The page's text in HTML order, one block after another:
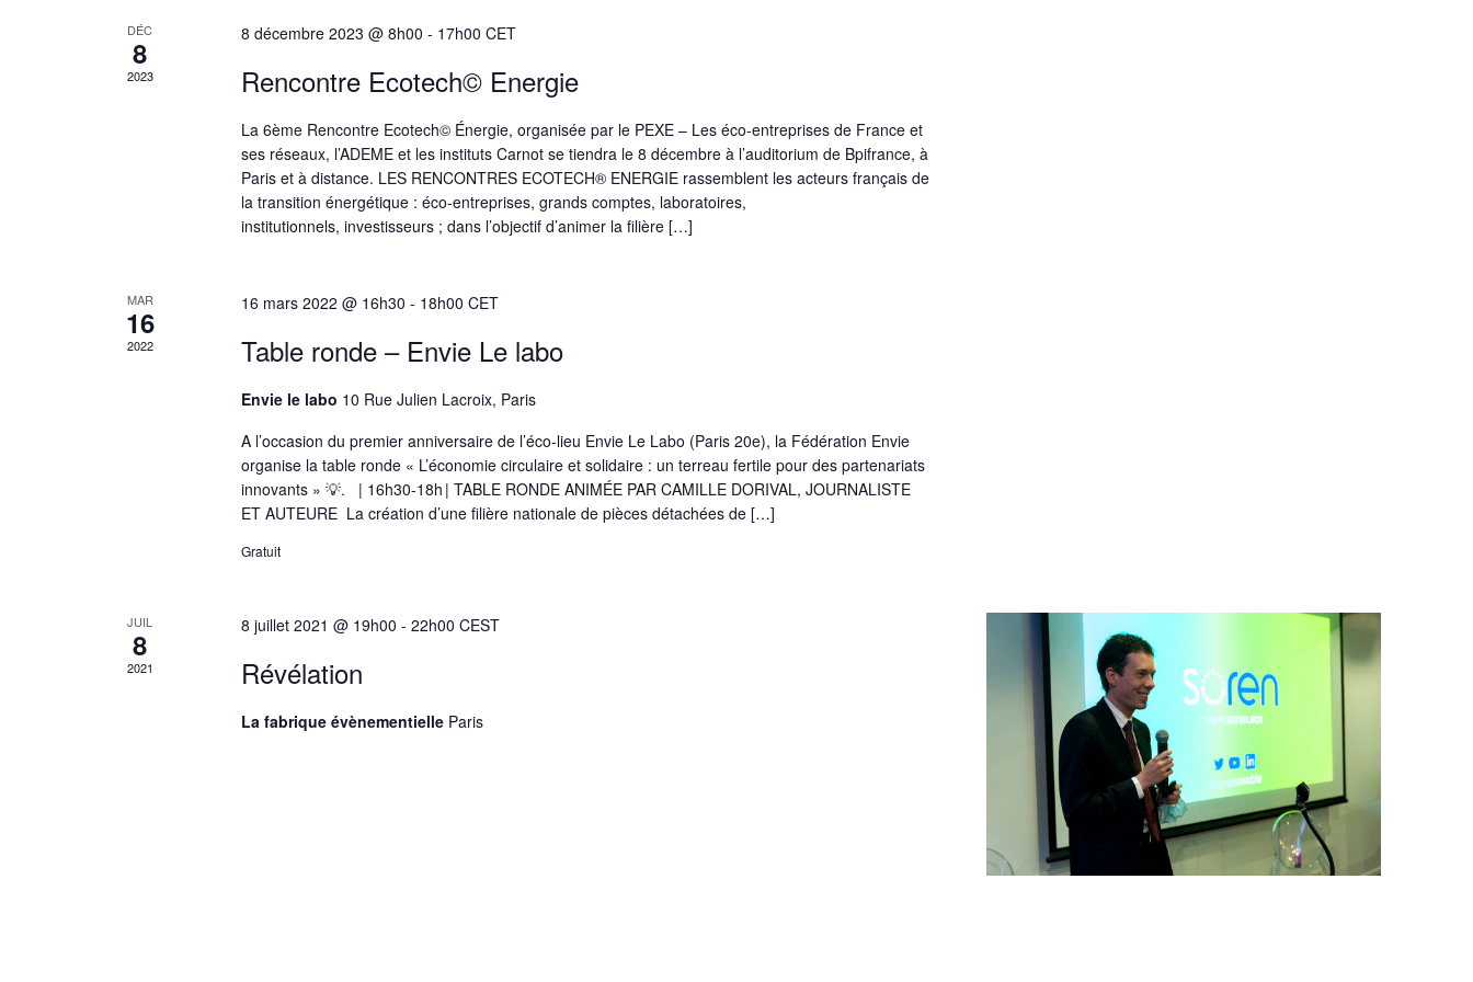
Évènements
DÉC
8
2023
8 décembre 2023 @ 8h00 - 17h00 CET
Rencontre Ecotech© Energie
La 6ème Rencontre Ecotech© Énergie, organisée par le PEXE – Les éco-entreprises de France et
ses réseaux, l’ADEME et les instituts Carnot se tiendra le 8 décembre à l’auditorium de Bpifrance, à
Paris et à distance. LES RENCONTRES ECOTECH® ENERGIE rassemblent les acteurs français de
la transition énergétique : éco-entreprises, grands comptes, laboratoires,
institutionnels, investisseurs ; dans l’objectif d’animer la filière […]
MAR
16
2022
16 mars 2022 @ 16h30 - 18h00 CET
Table ronde – Envie Le labo
Envie le labo 10 Rue Julien Lacroix, Paris
A l’occasion du premier anniversaire de l’éco-lieu Envie Le Labo (Paris 20e), la Fédération Envie
organise la table ronde « L’économie circulaire et solidaire : un terreau fertile pour des partenariats
innovants » 💡. | 16h30-18h | TABLE RONDE ANIMÉE PAR CAMILLE DORIVAL, JOURNALISTE
ET AUTEURE La création d’une filière nationale de pièces détachées de […]
Gratuit
JUIL
8
2021
8 juillet 2021 @ 19h00 - 22h00 CEST
Révélation
La fabrique évènementielle Paris